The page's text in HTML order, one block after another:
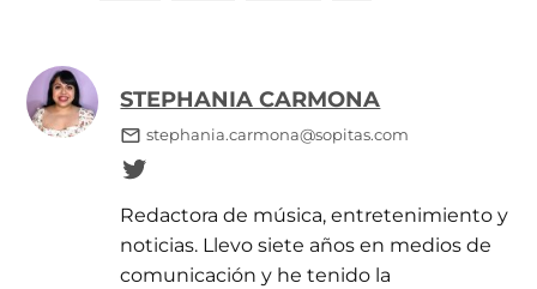
STEPHANIA CARMONA
stephania.carmona@sopitas.com
Redactora de música, entretenimiento y
noticias. Llevo siete años en medios de
comunicación y he tenido la